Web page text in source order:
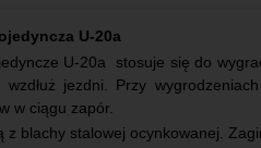
U-20a
U-20a stosuje się do
jezdni. Przy
w ciągu zapór.
z blachy stalowej ocynkowanej.